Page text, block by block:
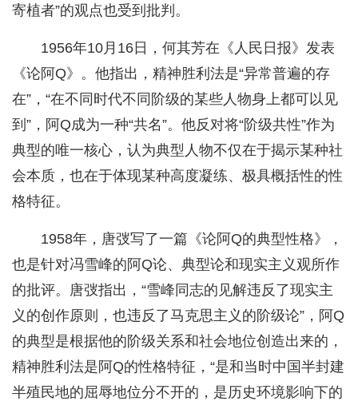
寄植者”的观点也受到批判。
1956年10月16日，何其芳在《人民日报》发表
《论阿Q》。他指出，精神胜利法是“异常普遍的存
在”，“在不同时代不同阶级的某些人物身上都可以见
到”，阿Q成为一种“共名”。他反对将“阶级共性”作为
典型的唯一核心，认为典型人物不仅在于揭示某种社
会本质，也在于体现某种高度凝练、极具概括性的性
格特征。
1958年，唐弢写了一篇《论阿Q的典型性格》，
也是针对冯雪峰的阿Q论、典型论和现实主义观所作
的批评。唐弢指出，“雪峰同志的见解违反了现实主
义的创作原则，也违反了马克思主义的阶级论”，阿Q
的典型是根据他的阶级关系和社会地位创造出来的，
精神胜利法是阿Q的性格特征，“是和当时中国半封建
半殖民地的屈辱地位分不开的，是历史环境影响下的